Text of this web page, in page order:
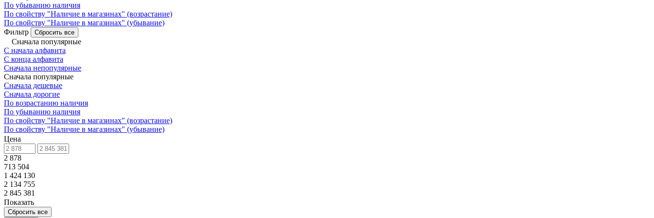
По убыванию наличия
По свойству "Наличие в магазинах" (возрастание)
По свойству "Наличие в магазинах" (убывание)
Фильтр
Сбросить все
Сначала популярные
С начала алфавита
С конца алфавита
Сначала непопулярные
Сначала популярные
Сначала дешевые
Сначала дорогие
По возрастанию наличия
По убыванию наличия
По свойству "Наличие в магазинах" (возрастание)
По свойству "Наличие в магазинах" (убывание)
Цена
2 878
713 504
1 424 130
2 134 755
2 845 381
Показать
Сбросить все